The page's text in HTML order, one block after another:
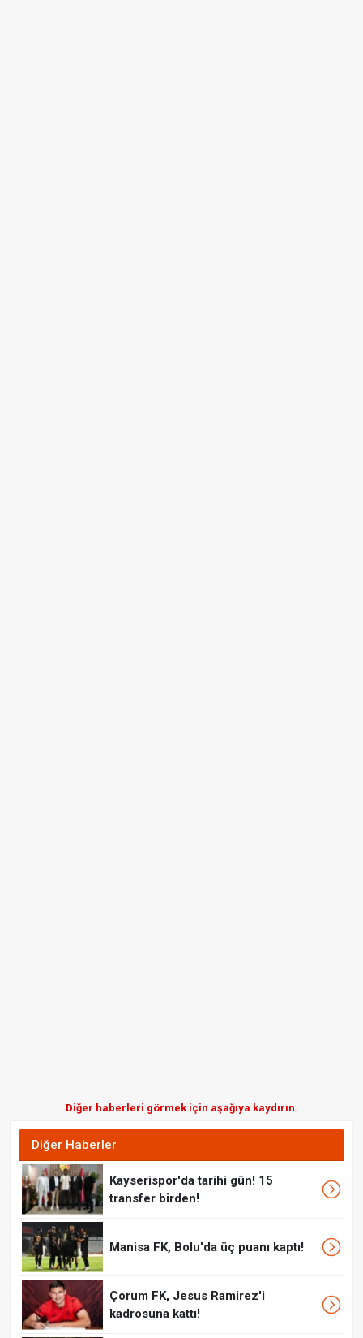
Diğer haberleri görmek için aşağıya kaydırın.
Diğer Haberler
Kayserispor'da tarihi gün! 15
transfer birden!
Manisa FK, Bolu'da üç puanı kaptı!
Çorum FK, Jesus Ramirez'i
kadrosuna kattı!